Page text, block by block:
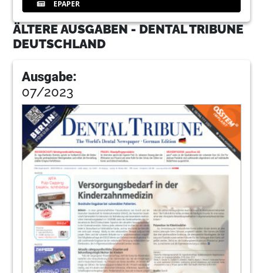
EPAPER
ÄLTERE AUSGABEN - DENTAL TRIBUNE
DEUTSCHLAND
Ausgabe:
07/2023